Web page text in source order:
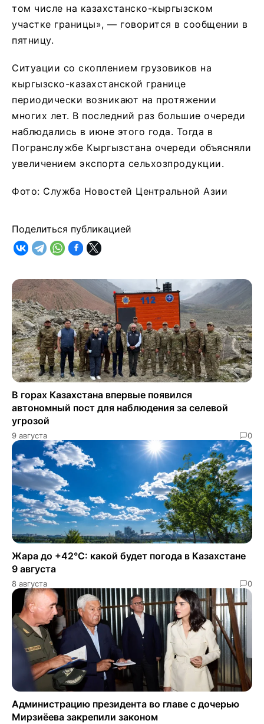
том числе на казахстанско-кыргызском
участке границы», — говорится в сообщении в
пятницу.
Ситуации со скоплением грузовиков на
кыргызско-казахстанской границе
периодически возникают на протяжении
многих лет. В последний раз большие очереди
наблюдались в июне этого года. Тогда в
Погранслужбе Кыргызстана очереди объясняли
увеличением экспорта сельхозпродукции.
Фото: Служба Новостей Центральной Азии
Поделиться публикацией
В горах Казахстана впервые появился
автономный пост для наблюдения за селевой
угрозой
9 августа 0
Жара до +42°C: какой будет погода в Казахстане
9 августа
8 августа 0
Администрацию президента во главе с дочерью
Мирзиёева закрепили законом